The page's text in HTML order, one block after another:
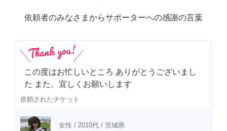
依頼者のみなさまからサポーターへの感謝の言葉
この度はお忙しいところ ありがとうございまし
た また、宜しくお願いします
依頼されたチケット
女性 / 2010代 / 茨城県